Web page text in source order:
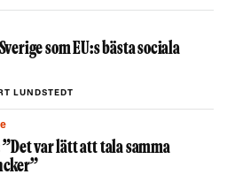
som EU:s bästa sociala
LUNDSTEDT
var lätt att tala samma